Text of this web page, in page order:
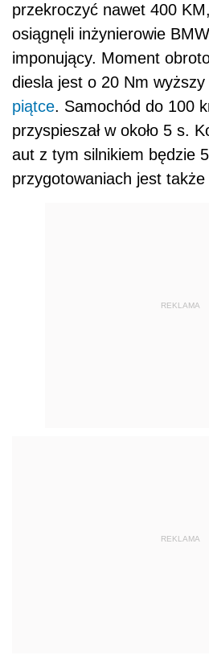
przekroczyć nawet 400
osiągnęli inżynierowie
imponujący. Moment
diesla jest o 20 Nm
piątce. Samochód do 100
przyspieszał w około 5 s.
aut z tym silnikiem będzie
przygotowaniach jest
REKLAMA
REKLAMA